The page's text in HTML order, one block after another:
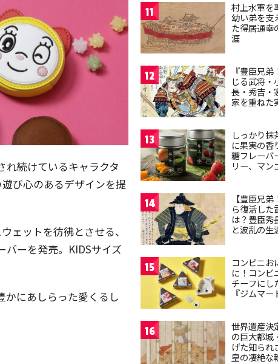
れ続けているキャラクタ
び心のあるデザインを提
ェットを彷彿とさせる、
バーを発売。KIDSサイズ
かにあしらった愛くるし
11
村上水軍を
幼い弟を支
た得居通幸
涯
12
『豊臣兄
じる武将・
長・秀吉・
家を重ねた
13
しっかり抹
に果実の香
糖フレーバ
リー、マン
14
【豊臣兄
ら復活した
は？豊臣秀
と波乱の生
15
コンビニお
に！コンビ
チーフにし
『ジムマ
16
世界遺産決
の巨大都城
げた知られ
皇の凄絶な